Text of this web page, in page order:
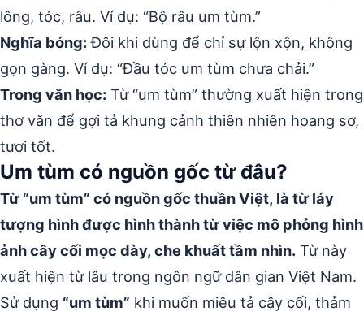
lông, tóc, râu. Ví dụ: “Bộ râu um tùm.”
Nghĩa bóng:Đôi khi dùng để chỉ sự lộn xộn, không
gọn gàng. Ví dụ: “Đầu tóc um tùm chưa chải.”
Trong văn học: Từ “um tùm” thường xuất hiện trong
thơ văn để gợi tả khung cảnh thiên nhiên hoang sơ,
tươi tốt.
Um tùm có nguồn gốc từ đâu?
Từ “um tùm” có nguồn gốc thuần Việt, là từ láy
tượng hình được hình thành từ việc mô phỏng hình
ảnh cây cối mọc dày, che khuất tầm nhìn. Từ này
xuất hiện từ lâu trong ngôn ngữ dân gian Việt Nam.
Sử dụng “um tùm” khi muốn miêu tả cây cối, thảm